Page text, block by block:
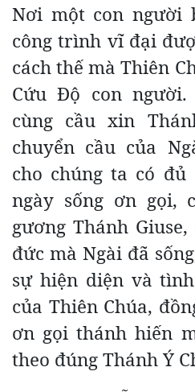
Nơi một con người
công trình vĩ đại
cách thế mà Thiên
Cứu Độ con
cùng cầu xin
chuyển cầu của
cho chúng ta có
ngày sống ơn gọi,
gương Thánh
đức mà Ngài đã
sự hiện diện và
của Thiên Chúa,
ơn gọi thánh hiến
theo đúng Thánh Ý